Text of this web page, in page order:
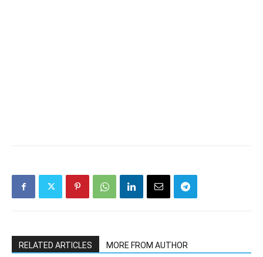
RELATED ARTICLES MORE FROM AUTHOR